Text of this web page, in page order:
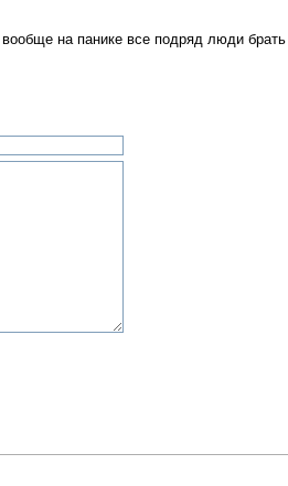
на панике все подряд люди брать